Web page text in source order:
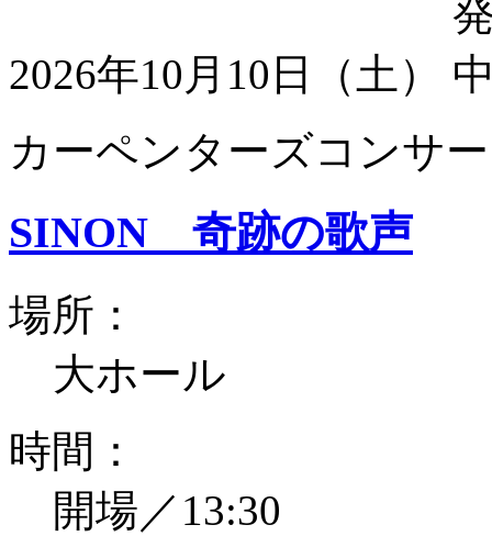
2026年10月10日（土）
カーペンターズコンサ
SINON 奇跡の歌声
場所：
大ホール
時間：
開場／13:30